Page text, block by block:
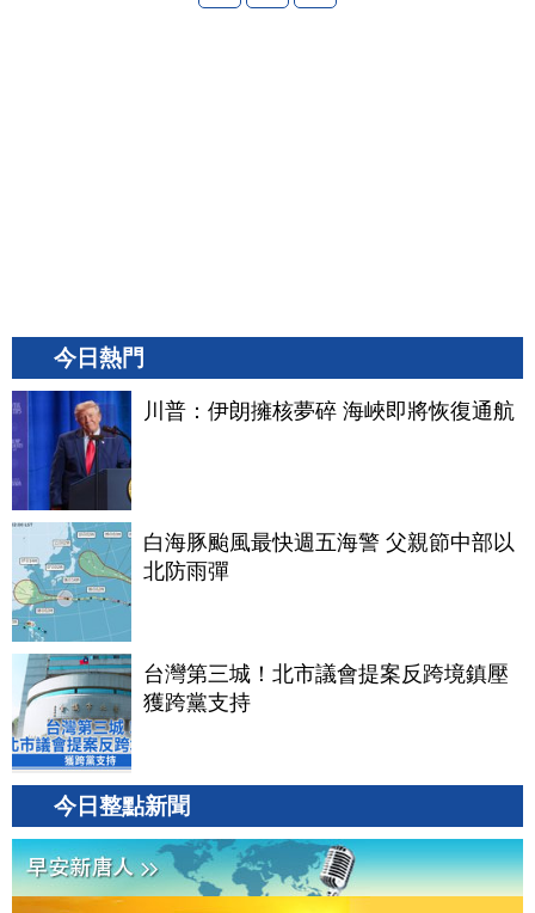
今日熱門
川普：伊朗擁核夢碎 海峽即將恢復通航
白海豚颱風最快週五海警 父親節中部以
北防雨彈
台灣第三城！北市議會提案反跨境鎮壓
獲跨黨支持
今日整點新聞